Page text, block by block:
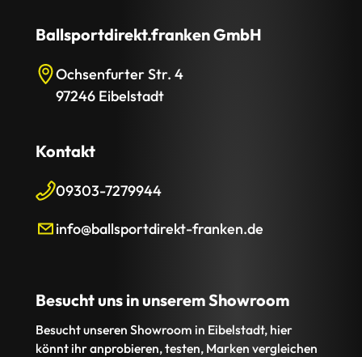
Ballsportdirekt.franken GmbH
Ochsenfurter Str. 4
97246 Eibelstadt
Kontakt
09303-7279944
info@ballsportdirekt-franken.de
Besucht uns in unserem Showroom
Besucht unseren Showroom in Eibelstadt, hier
könnt ihr anprobieren, testen, Marken vergleichen